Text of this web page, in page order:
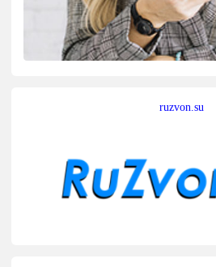
ruzvon.su